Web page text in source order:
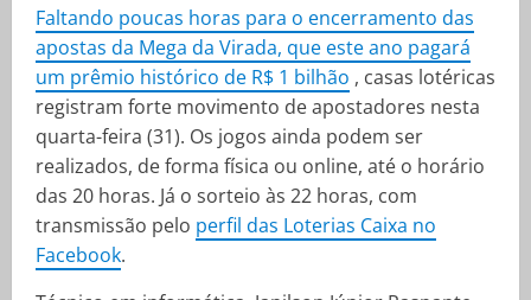
Faltando poucas horas para o encerramento das
apostas da Mega da Virada, que este ano pagará
um prêmio histórico de R$ 1 bilhão , casas lotéricas
registram forte movimento de apostadores nesta
quarta-feira (31). Os jogos ainda podem ser
realizados, de forma física ou online, até o horário
das 20 horas. Já o sorteio às 22 horas, com
transmissão pelo perfil das Loterias Caixa no
Facebook.